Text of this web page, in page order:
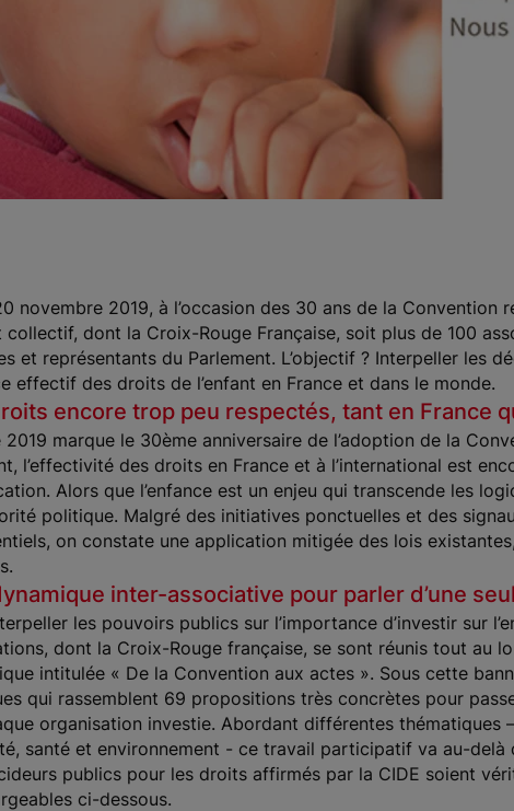
novembre 2019, à l’occasion des 30 ans de la
collectif, dont la Croix-Rouge Française, soit plus de 100
et représentants du Parlement. L’objectif ? Interpeller les
effectif des droits de l’enfant en France et dans le monde.
encore trop peu respectés, tant en France
2019 marque le 30ème anniversaire de l’adoption de la
l’effectivité des droits en France et à l’international est
Alors que l’enfance est un enjeu qui transcende les
politique. Malgré des initiatives ponctuelles et des
on constate une application mitigée des lois
inter-associative pour parler d’une
les pouvoirs publics sur l’importance d’investir sur
dont la Croix-Rouge française, se sont réunis tout au
intitulée « De la Convention aux actes ». Sous cette
qui rassemblent 69 propositions très concrètes pour
organisation investie. Abordant différentes
santé et environnement - ce travail participatif va au-
publics pour les droits affirmés par la CIDE soient
ci-dessous.